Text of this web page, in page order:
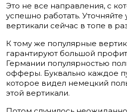
Это не все направления, с
успешно работать.
вертикали сейчас в топе в
К тому же популярные
гарантируют большой
Германии популярностью
офферы. Буквально каждое
которое видел немецкий
этой вертикали.